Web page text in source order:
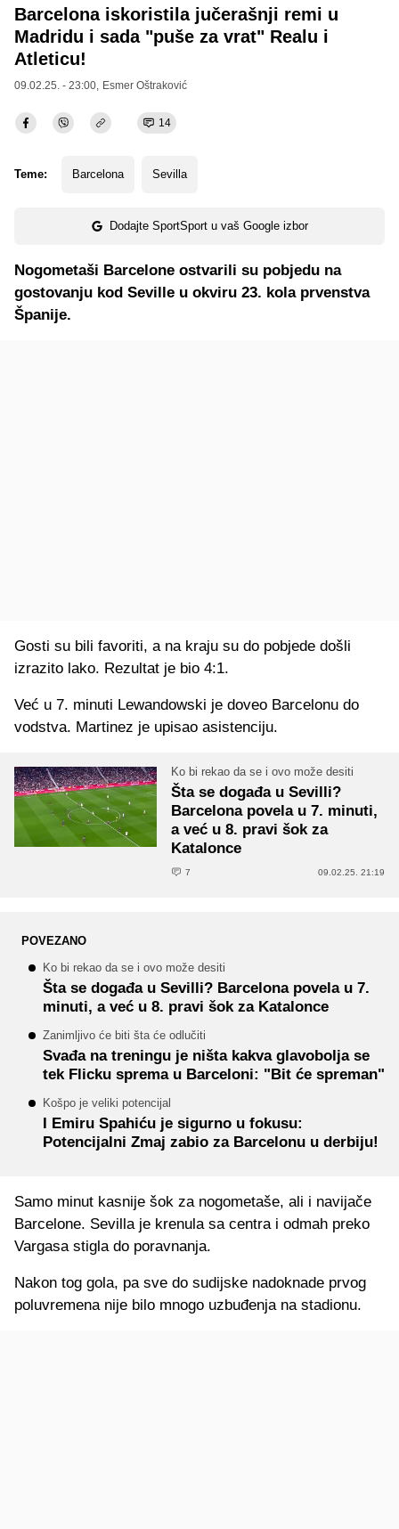
Barcelona iskoristila jučerašnji remi u
Madridu i sada "puše za vrat" Realu i
Atleticu!
09.02.25. - 23:00, Esmer Oštraković
14
Teme: Barcelona Sevilla
Dodajte SportSport u vaš Google izbor
Nogometaši Barcelone ostvarili su pobjedu na
gostovanju kod Seville u okviru 23. kola prvenstva
Španije.
Gosti su bili favoriti, a na kraju su do pobjede došli
izrazito lako. Rezultat je bio 4:1.
Već u 7. minuti Lewandowski je doveo Barcelonu do
vodstva. Martinez je upisao asistenciju.
Ko bi rekao da se i ovo može desiti
Šta se događa u Sevilli?
Barcelona povela u 7. minuti,
a već u 8. pravi šok za
Katalonce
7 09.02.25. 21:19
POVEZANO
Ko bi rekao da se i ovo može desiti
Šta se događa u Sevilli? Barcelona povela u 7.
minuti, a već u 8. pravi šok za Katalonce
Zanimljivo će biti šta će odlučiti
Svađa na treningu je ništa kakva glavobolja se
tek Flicku sprema u Barceloni: "Bit će spreman"
Košpo je veliki potencijal
I Emiru Spahiću je sigurno u fokusu:
Potencijalni Zmaj zabio za Barcelonu u derbiju!
Samo minut kasnije šok za nogometaše, ali i navijače
Barcelone. Sevilla je krenula sa centra i odmah preko
Vargasa stigla do poravnanja.
Nakon tog gola, pa sve do sudijske nadoknade prvog
poluvremena nije bilo mnogo uzbuđenja na stadionu.